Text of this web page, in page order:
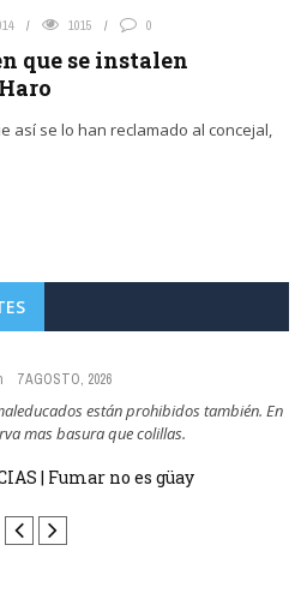
1015 0
que se instalen
así se lo han reclamado al concejal,
7 AGOSTO, 2026
colillas al suelo y son los que ejemplo
tienen ...
| Fumar no es güay